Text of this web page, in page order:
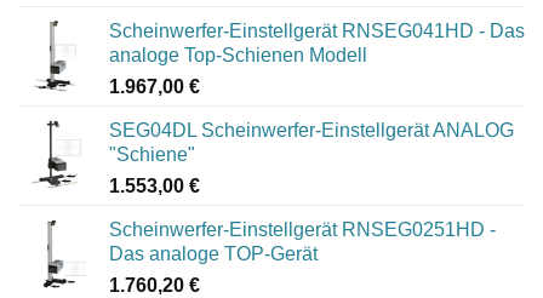
Scheinwerfer-Einstellgerät RNSEG041HD - Das
analoge Top-Schienen Modell
1.967,00 €
SEG04DL Scheinwerfer-Einstellgerät ANALOG
"Schiene"
1.553,00 €
Scheinwerfer-Einstellgerät RNSEG0251HD -
Das analoge TOP-Gerät
1.760,20 €